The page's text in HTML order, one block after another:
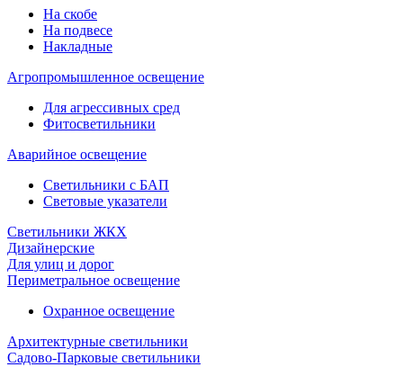
На скобе
На подвесе
Накладные
Агропромышленное освещение
Для агрессивных сред
Фитосветильники
Аварийное освещение
Светильники с БАП
Световые указатели
Светильники ЖКХ
Дизайнерские
Для улиц и дорог
Периметральное освещение
Охранное освещение
Архитектурные светильники
Садово-Парковые светильники